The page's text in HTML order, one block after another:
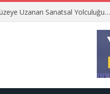
Uzanan Sanatsal Yolculuğu…